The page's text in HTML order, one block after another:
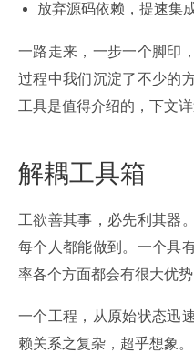
放弃源码依赖，提速集
一路走来，一步一个脚印
过程中我们沉淀了不少的
工具是值得介绍的，下文详
解耦工具箱
工欲善其事，必先利其器
每个人都能做到。一个具
率各个方面都会有很大优势
一个工程，从原始状态迅
赖关系之复杂，超乎想象。